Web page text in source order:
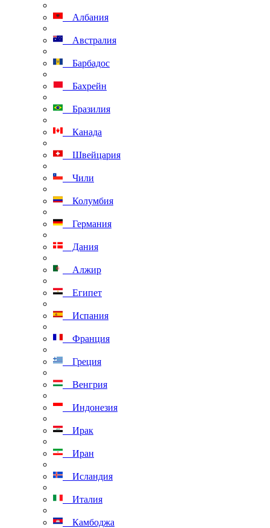
Албания
Австралия
Барбадос
Бахрейн
Бразилия
Канада
Швейцария
Чили
Колумбия
Германия
Дания
Алжир
Египет
Испания
Франция
Греция
Венгрия
Индонезия
Ирак
Иран
Исландия
Италия
Камбоджа